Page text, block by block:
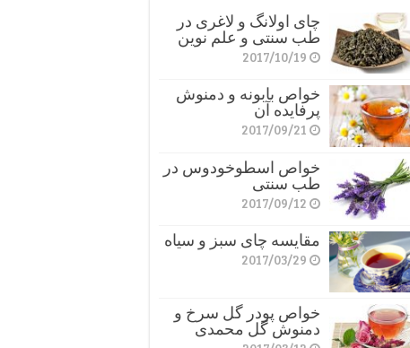
چای اولانگ و لاغری در
طب سنتی و علم نوین
2017/10/19
خواص بابونه و دمنوش
پرفایده آن
2017/09/21
خواص اسطوخودوس در
طب سنتی
2017/09/12
مقایسه چای سبز و سیاه
2017/03/29
خواص پودر گل سرخ و
دمنوش گل محمدی